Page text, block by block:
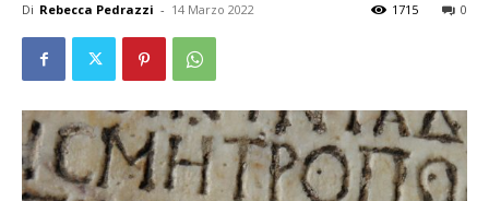
Di Rebecca Pedrazzi - 14 Marzo 2022 0
1715